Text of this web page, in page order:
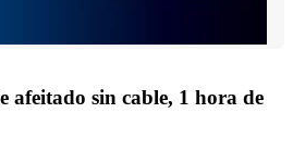
afeitado sin cable, 1 hora de